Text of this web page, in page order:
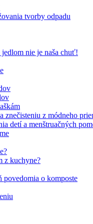
tvorby odpadu
nie je naša chuť!
znečisteniu z módneho
detí a menštruačných
z kuchyne?
povedomia o komposte